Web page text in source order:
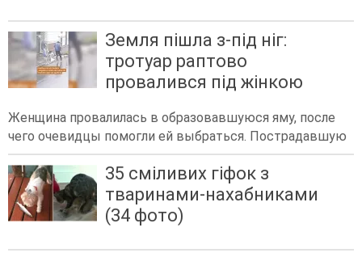
Земля пішла з-під ніг:
тротуар раптово
провалився під жінкою
Женщина провалилась в образовавшуюся яму, после
чего очевидцы помогли ей выбраться. Пострадавшую
35 сміливих гіфок з
тваринами-нахабниками
(34 фото)